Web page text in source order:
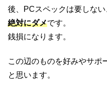
後、PCスペックは要しない
絶対にダメです。
銭損になります。
この辺のものを好みやサポ
と思います。